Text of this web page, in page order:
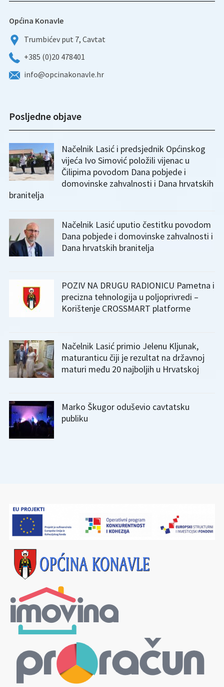
Općina Konavle
Trumbićev put 7, Cavtat
+385 (0)20 478401
info@opcinakonavle.hr
Posljedne objave
Načelnik Lasić i predsjednik Općinskog
vijeća Ivo Simović položili vijenac u
Čilipima povodom Dana pobjede i
domovinske zahvalnosti i Dana hrvatskih
branitelja
Načelnik Lasić uputio čestitku povodom
Dana pobjede i domovinske zahvalnosti i
Dana hrvatskih branitelja
POZIV NA DRUGU RADIONICU Pametna i
precizna tehnologija u poljoprivredi –
Korištenje CROSSMART platforme
Načelnik Lasić primio Jelenu Kljunak,
maturanticu čiji je rezultat na državnoj
maturi među 20 najboljih u Hrvatskoj
Marko Škugor oduševio cavtatsku
publiku